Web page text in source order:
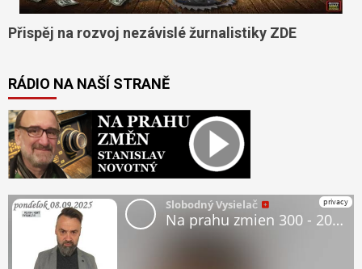
Přispěj na rozvoj nezávislé žurnalistiky ZDE
RÁDIO NA NAŠÍ STRANĚ